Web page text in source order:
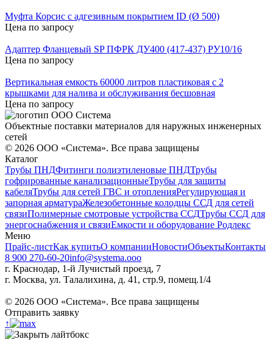
Муфта Корсис с адгезивным покрытием ID (Ø 500)
Цена по запросу
Адаптер Фланцевый SP ПФРК ДУ400 (417-437) РУ10/16
Цена по запросу
Вертикальная емкость 60000 литров пластиковая с 2
крышками для налива и обслуживания бесшовная
Цена по запросу
Объектные поставки материалов для наружных инженерных
сетей
© 2026 ООО «Система». Все права защищены
Каталог
Трубы ПНДФитинги полиэтиленовые ПНДТрубы
гофрированные канализационныеТрубы для защиты
кабеляТрубы для сетей ГВС и отопленияРегулирующая и
запорная арматураЖелезобетонные колодцы ССД для сетей
связиПолимерные смотровые устройства ССДТрубы ССД для
энергоснабжения и связиЕмкости и оборудование Родлекс
Меню
Прайс-листКак купитьО компанииНовостиОбъектыКонтакты
8 900 270-60-20info@systema.ooo
г. Краснодар, 1-й Лучистый проезд, 7
г. Москва, ул. Талалихина, д. 41, стр.9, помещ.1/4
© 2026 ООО «Система». Все права защищены
Отправить заявку
↑